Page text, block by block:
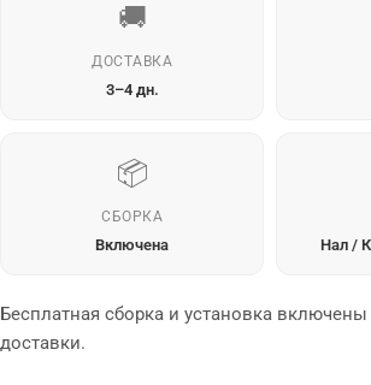
🚚
ДОСТАВКА
3–4 дн.
📦
СБОРКА
Включена Нал /
Бесплатная сборка и установка
доставки.